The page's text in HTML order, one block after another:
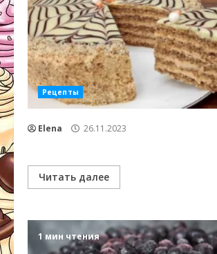
Рецепты
Elena 26.11.2023
Читать далее
1 мин чтения